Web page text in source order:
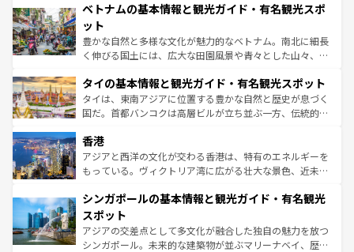
参照してほしい。
容にもいいと評判のスイーツなど、バラエティ豊かな料理
照してほしい。
き、地方に足を延ばせば四季折々の自然美を楽しむことが
できる。そして、キムチや焼肉、絶品のストリートフード
まで、さまざまな韓国料理が待っている。夜には、韓国な
らではのナイトライフも堪能できる。あたたかいホスピタ
わってみてほしい。 なお、新着の韓国情報はコンテンツ一
覧 を参照してほしい。
ベトナムの基本情報と観光ガイド・有名観光スポ
ット
豊かな自然と多様な文化が魅力的なベトナム。南北に細長
く伸びる国土には、広大な田園風景や青々とした山々、世
急速な発展と共に伝統が息づく。ハノイの古い町並みやホ
ーチミン市のフランス統治時代の建物も、独特の雰囲気を
醸し出している。また、バラエティの豊かさとおいしさで
とつ。フォーやバインミー、ベトナムコーヒーなどは、ぜ
ひ現地で味わいたい。どの地域を訪れてもあたたかい人々
が旅行者を迎えてくれるので、きっと忘れられない旅にな
参照してほしい。
タイの基本情報と観光ガイド・有名観光スポット
タイは、東南アジアに位置する豊かな自然と歴史が息づく
国だ。首都バンコクは高層ビルが立ち並ぶ一方、伝統的な
の活気が交差している。北部ではチェンマイなどの山岳地
帯で自然と触れ合い、南部ではプーケットやクラビの美し
いビーチでリゾート気分を楽しむことができる。タイ料理
激する。気候は一年中温暖で、どの季節にも異なる楽しみ
が待っている。親しみやすいタイの人々、仏教を中心とし
た文化、そして多様な観光資源が、訪れる旅人を魅了し続
ける。 なお、新着のタイ情報はコンテンツ一覧を参照して
香港
アジアと西洋の文化が交わる香港は、特有のエネルギーを
もっている。ヴィクトリア湾に広がる壮大な景色、近未来
み、どこを訪れても感動するはず。観光スポットが密集し
ており、効率よく見どころを回れるのも魅力。息をのむよ
うな絶景から文化的な体験まで、香港を存分に楽しみ尽く
そう。 なお、新着の香港情報はコンテンツ一覧を参照して
シンガポールの基本情報と観光ガイド・有名観光
スポット
アジアの交差点として多文化が融合した独自の魅力を放つ
シンガポール。未来的な建築物が並ぶマリーナベイ、歴史